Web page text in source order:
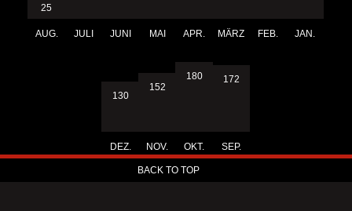
25
AUG. JULI JUNI MAI APR. MÄRZ FEB. JAN.
130
DEZ.
152
NOV.
180
OKT.
172
SEP.
BACK TO TOP